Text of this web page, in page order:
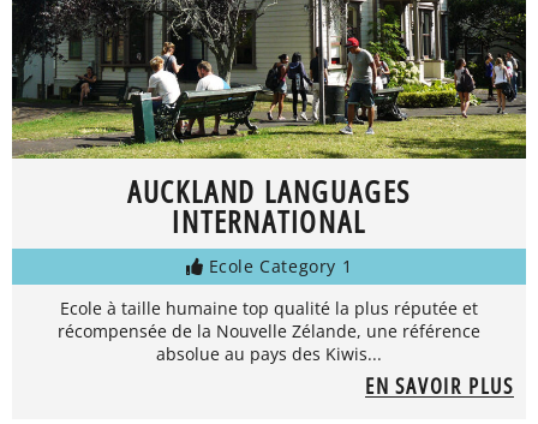
AUCKLAND LANGUAGES
INTERNATIONAL
Ecole Category 1
Ecole à taille humaine top qualité la plus réputée et
récompensée de la Nouvelle Zélande, une référence
absolue au pays des Kiwis...
EN SAVOIR PLUS